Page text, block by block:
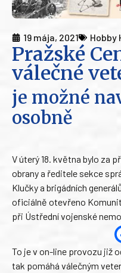
19 mája, 2021 Hobby
Pražské
válečné
je možné
osobně
V úterý 18. května bylo za
obrany a ředitele sekce
Klučky a brigádních
oficiálně otevřeno
při Ústřední vojenské
To je v on-line provozu již
tak pomáhá válečným